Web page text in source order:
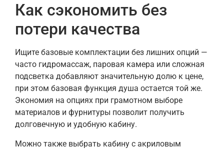
Как сэкономить без
потери качества
Ищите базовые комплектации без лишних опций —
часто гидромассаж, паровая камера или сложная
подсветка добавляют значительную долю к цене,
при этом базовая функция душа остается той же.
Экономия на опциях при грамотном выборе
материалов и фурнитуры позволит получить
долговечную и удобную кабину.
Можно также выбрать кабину с акриловым